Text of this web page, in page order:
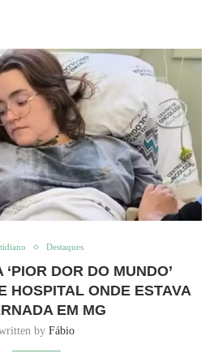
Destaques
DOR DO MUNDO’
HOSPITAL ONDE ESTAVA
EM MG
by Fábio